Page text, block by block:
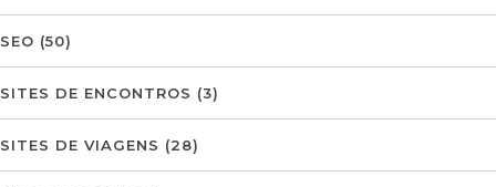
SEO (50)
SITES DE ENCONTROS (3)
SITES DE VIAGENS (28)